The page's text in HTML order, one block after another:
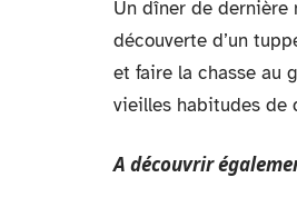
Un dîner de dernière
découverte d’un
et faire la chasse au
vieilles habitudes de
A découvrir